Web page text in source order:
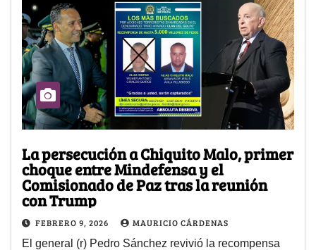
La persecución a Chiquito Malo, primer
choque entre Mindefensa y el
Comisionado de Paz tras la reunión
con Trump
FEBRERO 9, 2026 MAURICIO CÁRDENAS
El general (r) Pedro Sánchez revivió la recompensa